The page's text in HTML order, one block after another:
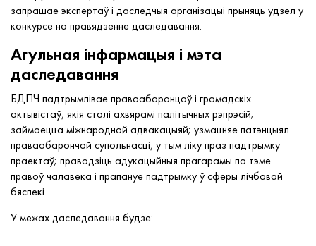
запрашае экспертаў і даследчыя арганізацыі прыняць удзел у
конкурсе на правядзенне даследавання.
Агульная інфармацыя і мэта
даследавання
БДПЧ падтрымлівае праваабаронцаў і грамадскіх
актывістаў, якія сталі ахвярамі палітычных рэпрэсій;
займаецца міжнароднай адвакацыяй; узмацняе патэнцыял
праваабарончай супольнасці, у тым ліку праз падтрымку
праектаў; праводзіць адукацыйныя прагарамы па тэме
правоў чалавека і прапануе падтрымку ў сферы лічбавай
бяспекі.
У межах даследавання будзе: